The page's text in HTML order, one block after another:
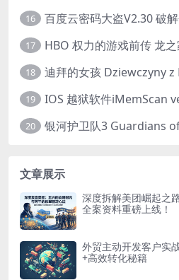
16 百度云密码大盗V2.30 破
17
18
19
20
文章展示
深度拆解美团崛起之
全案资料重磅上线！
外贸主动开发客户实
+高效转化秘籍